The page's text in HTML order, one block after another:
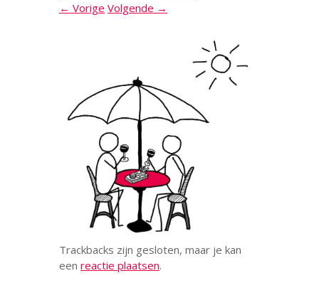
← Vorige Volgende →
Trackbacks zijn gesloten, maar je kan
een reactie plaatsen.